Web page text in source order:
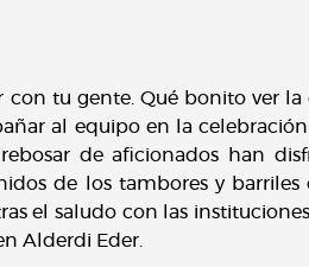
con tu gente. Qué bonito ver
al equipo en la
de aficionados han
de los tambores y
el saludo con las
Alderdi Eder.